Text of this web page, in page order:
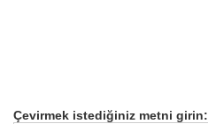
Çevirmek istediğiniz metni girin: